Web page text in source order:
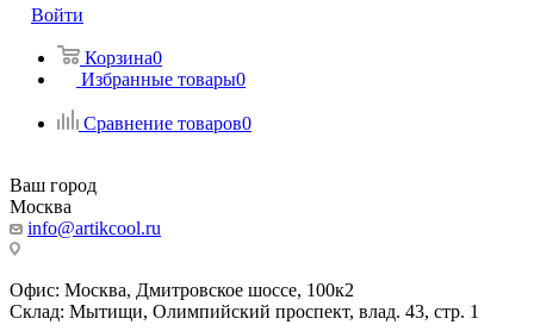
Войти
Корзина0
Избранные товары0
Сравнение товаров0
Ваш город
Москва
info@artikcool.ru
Офис: Москва, Дмитровское шоссе, 100к2
Склад: Мытищи, Олимпийский проспект, влад. 43, стр. 1